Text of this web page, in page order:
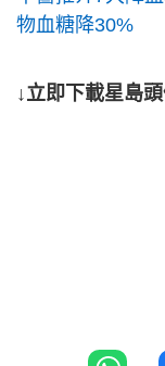
物血糖降30%
↓立即下載星島